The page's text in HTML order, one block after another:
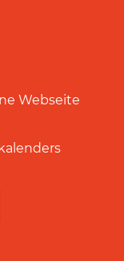
Webseite